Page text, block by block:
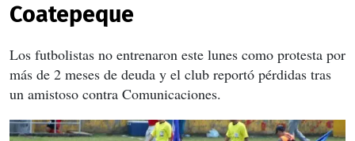
Coatepeque
Los futbolistas no entrenaron este lunes como protesta por
más de 2 meses de deuda y el club reportó pérdidas tras
un amistoso contra Comunicaciones.